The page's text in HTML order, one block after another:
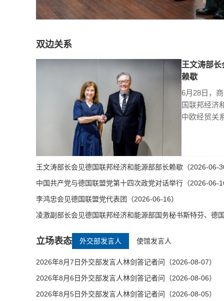
双边关系
王文涛部
赖歇
6月28日，
国联邦经济
中欧经贸关
王文涛部长会见德国联邦经济和能源部部长赖歇（2026-06-
中国共产党与德国联盟党第十四次政党对话举行（2026-06-
李鸿忠会见德国联盟党代表团（2026-06-16）
凌激副部长会见德国联邦经济和能源部国务秘书斯特芬、德
立场表态 外交部发言人 使馆发言人
2026年8月7日外交部发言人林剑答记者问（2026-08-07）
2026年8月6日外交部发言人林剑答记者问（2026-08-06）
2026年8月5日外交部发言人林剑答记者问（2026-08-05）